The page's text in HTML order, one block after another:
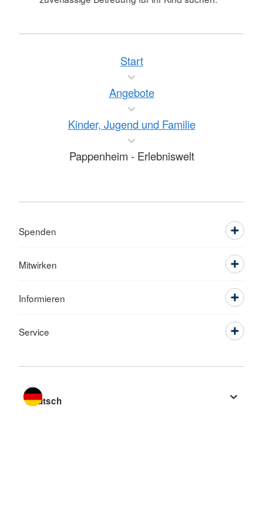
Start
Angebote
Kinder, Jugend und Familie
Pappenheim - Erlebniswelt
Spenden
Mitwirken
Informieren
Service
Sprache wechseln zu